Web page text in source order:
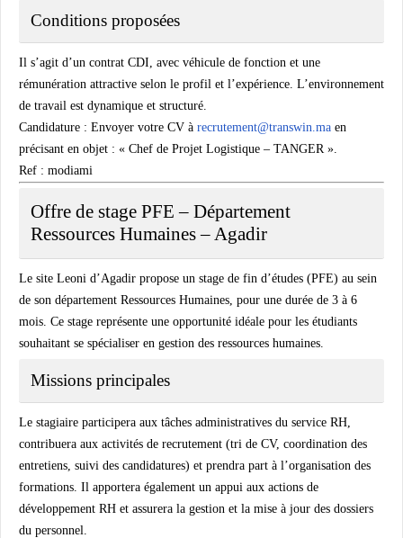
Conditions proposées
Il s’agit d’un contrat CDI, avec véhicule de fonction et une
rémunération attractive selon le profil et l’expérience. L’environnement
de travail est dynamique et structuré.
Candidature : Envoyer votre CV à recrutement@transwin.ma en
précisant en objet : « Chef de Projet Logistique – TANGER ».
Ref : modiami
Offre de stage PFE – Département
Ressources Humaines – Agadir
Le site Leoni d’Agadir propose un stage de fin d’études (PFE) au sein
de son département Ressources Humaines, pour une durée de 3 à 6
mois. Ce stage représente une opportunité idéale pour les étudiants
souhaitant se spécialiser en gestion des ressources humaines.
Missions principales
Le stagiaire participera aux tâches administratives du service RH,
contribuera aux activités de recrutement (tri de CV, coordination des
entretiens, suivi des candidatures) et prendra part à l’organisation des
formations. Il apportera également un appui aux actions de
développement RH et assurera la gestion et la mise à jour des dossiers
du personnel.